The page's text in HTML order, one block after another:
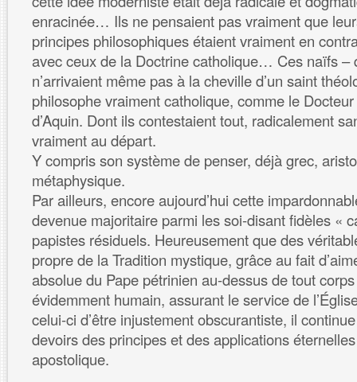
enracinée… Ils ne pensaient pas vraiment que
principes philosophiques étaient vraiment en
avec ceux de la Doctrine catholique… Ces naïfs –
n’arrivaient même pas à la cheville d’un saint
philosophe vraiment catholique, comme le
d’Aquin. Dont ils contestaient tout, radicalement
vraiment au départ.
Y compris son système de penser, déjà grec,
métaphysique.
Par ailleurs, encore aujourd’hui cette
devenue majoritaire parmi les soi-disant fidèles «
papistes résiduels. Heureusement que des
propre de la Tradition mystique, grâce au fait
absolue du Pape pétrinien au-dessus de tout
évidemment humain, assurant le service de
celui-ci d’être injustement obscurantiste, il
devoirs des principes et des applications
apostolique.